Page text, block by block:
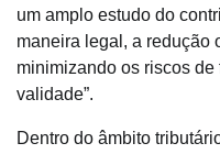
um amplo estudo do
maneira legal, a redução
minimizando os riscos
validade”.
Dentro do âmbito